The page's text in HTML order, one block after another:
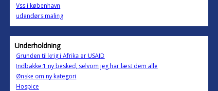
Vss i københavn
udendørs maling
Underholdning
Grunden til krig i Afrika er USAID
Indbakke:1 ny besked, selvom jeg har læst dem alle
Ønske om ny kategori
Hospice